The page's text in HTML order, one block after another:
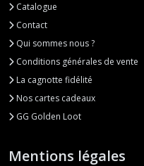
Catalogue
Contact
Qui sommes nous ?
Conditions générales de vente
La cagnotte fidélité
Nos cartes cadeaux
GG Golden Loot
Mentions légales